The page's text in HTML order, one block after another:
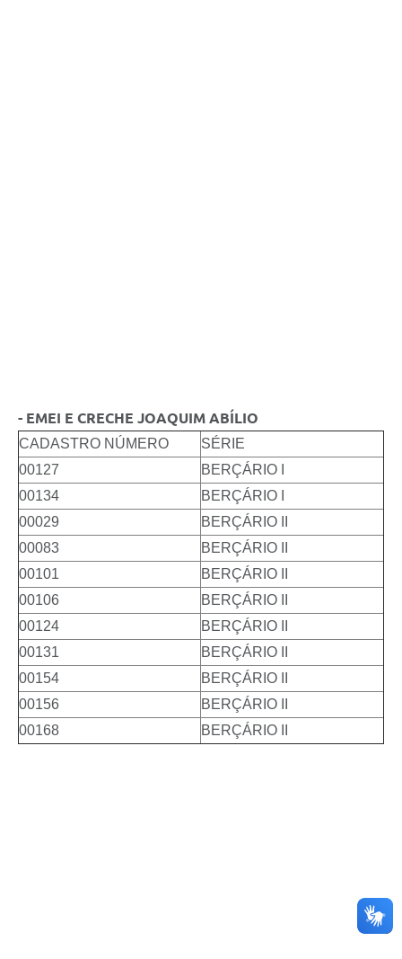
- EMEI E CRECHE JOAQUIM ABÍLIO
CADASTRO NÚMERO
SÉRIE
00127
BERÇÁRIO I
00134
BERÇÁRIO I
00029
BERÇÁRIO II
00083
BERÇÁRIO II
00101
BERÇÁRIO II
00106
BERÇÁRIO II
00124
BERÇÁRIO II
00131
BERÇÁRIO II
00154
BERÇÁRIO II
00156
BERÇÁRIO II
00168
BERÇÁRIO II